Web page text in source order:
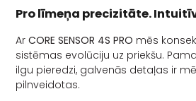
Pro līmeņa precizitāte.
ArCORE SENSOR 4S PRO mēs
sistēmas evolūciju uz priekšu.
ilgu pieredzi, galvenās detaļas ir
pilnveidotas.